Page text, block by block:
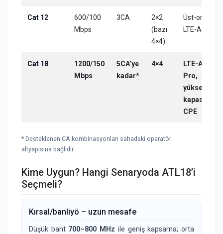
Cat 12
600/100
Mbps
3CA
2×2
(bazı
4×4)
Üst-orta
LTE-A
Cat 18
1200/150
Mbps
5CA’ye
kadar*
4×4
LTE-A
Pro,
yüksek
kapasiteli
CPE
* Desteklenen CA kombinasyonları sahadaki operatör
altyapısına bağlıdır.
Kime Uygun? Hangi Senaryoda ATL18’i
Seçmeli?
Kırsal/banliyö – uzun mesafe
Düşük bant 700–800 MHz ile geniş kapsama; orta